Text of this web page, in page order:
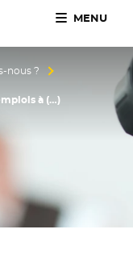
Méditerranée
MENU
nous ?
à (…)